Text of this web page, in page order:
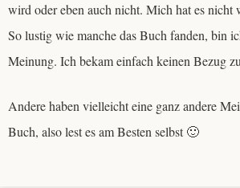
wird oder eben auch nicht. Mich hat es nicht
So lustig wie manche das Buch fanden, bin
Meinung. Ich bekam einfach keinen Bezug
Andere haben vielleicht eine ganz andere
Buch, also lest es am Besten selbst 🙂